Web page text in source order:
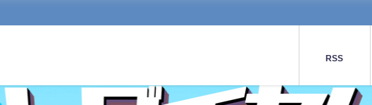
RSS